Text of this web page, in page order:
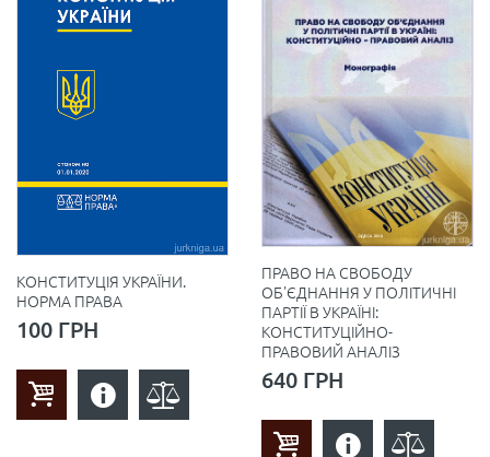
КОНСТИТУЦІЯ УКРАЇНИ.
НОРМА ПРАВА
100 ГРН
ПРАВО НА СВОБОДУ
ОБ'ЄДНАННЯ У ПОЛІТИЧНІ
ПАРТІЇ В УКРАЇНІ:
КОНСТИТУЦІЙНО-
ПРАВОВИЙ АНАЛІЗ
640 ГРН